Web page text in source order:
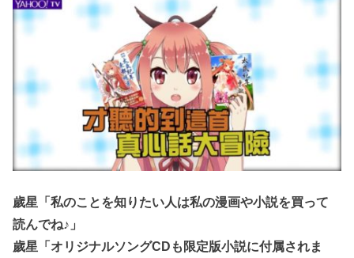
歲星「私のことを知りたい人は私の漫画や小説を買って
読んでね♪」
歲星「オリジナルソングCDも限定版小説に付属されま